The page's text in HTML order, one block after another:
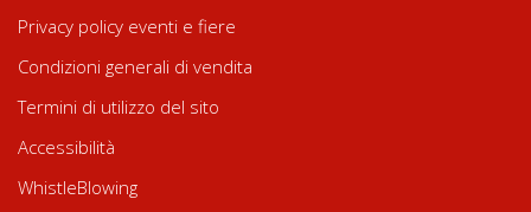
Privacy policy eventi e fiere
Condizioni generali di vendita
Termini di utilizzo del sito
Accessibilità
WhistleBlowing